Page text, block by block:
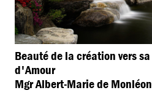
Beauté de la création vers
d'Amour
Mgr Albert-Marie de